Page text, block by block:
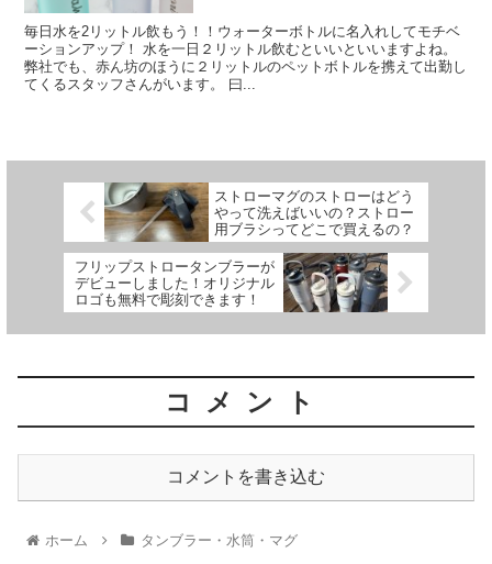
毎日水を2リットル飲もう！！ウォーターボトルに名入れしてモチベ
ーションアップ！ 水を一日２リットル飲むといいといいますよね。
弊社でも、赤ん坊のほうに２リットルのペットボトルを携えて出勤し
てくるスタッフさんがいます。 曰...
ストローマグのストローはどう
やって洗えばいいの？ストロー
用ブラシってどこで買えるの？
フリップストロータンブラーが
デビューしました！オリジナル
ロゴも無料で彫刻できます！
コメント
コメントを書き込む
ホーム タンブラー・水筒・マグ